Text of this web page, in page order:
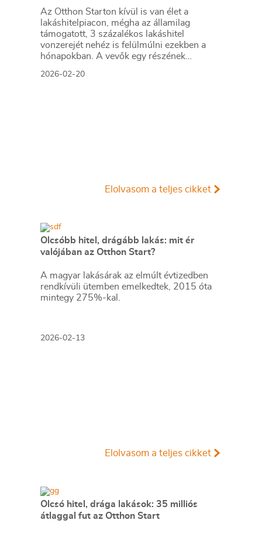
Az Otthon Starton kívül is van élet a
lakáshitelpiacon, mégha az államilag
támogatott, 3 százalékos lakáshitel
vonzerejét nehéz is felülmúlni ezekben a
hónapokban. A vevők egy részének
jogosultak a kedvezményes kölcsönre. Ha
2026-02-20
Elolvasom a teljes cikket
Olcsóbb hitel, drágább lakás: mit ér
valójában az Otthon Start?
A magyar lakásárak az elmúlt évtizedben
rendkívüli ütemben emelkedtek, 2015 óta
mintegy 275%-kal.
2026-02-13
Elolvasom a teljes cikket
Olcsó hitel, drága lakások: 35 milliós
átlaggal fut az Otthon Start